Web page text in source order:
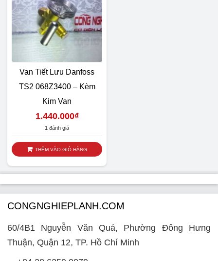
Van Tiết Lưu Danfoss
TS2 068Z3400 – Kèm
Kim Van
1.440.000₫
1 đánh giá
THÊM VÀO GIỎ HÀNG
CONGNGHIEPLANH.COM
60/4B1 Nguyễn Văn Quá, Phường Đông Hưng
Thuận, Quận 12, TP. Hồ Chí Minh